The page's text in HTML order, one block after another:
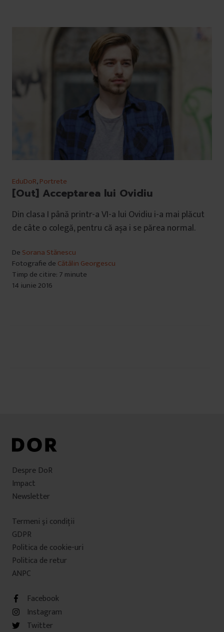
EduDoR,Portrete
[Out] Acceptarea lui Ovidiu
Din clasa I până printr-a VI-a lui Ovidiu i-a mai plăcut
de câte o colegă, pentru că așa i se părea normal.
De Sorana Stănescu
Fotografie de Cătălin Georgescu
Timp de citire: 7 minute
14 iunie 2016
Despre DoR
Impact
Newsletter
Termeni şi condiţii
GDPR
Politica de cookie-uri
Politica de retur
ANPC
Facebook
Instagram
Twitter